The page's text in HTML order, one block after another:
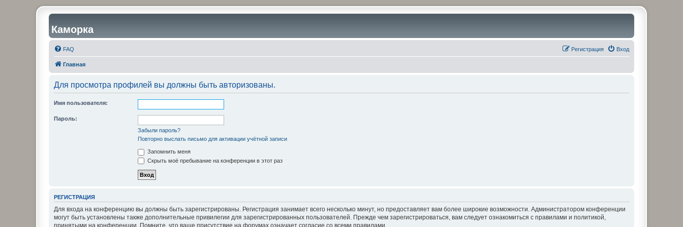
Каморка
FAQ Вход
Регистрация
Главная
Для просмотра профилей вы должны быть авторизованы.
Имя пользователя:
Пароль:
Забыли пароль?
Повторно выслать письмо для активации учётной записи
Запомнить меня
Скрыть моё пребывание на конференции в этот раз
РЕГИСТРАЦИЯ
Для входа на конференцию вы должны быть зарегистрированы. Регистрация занимает всего несколько минут, но предоставляет вам более широкие возможности. Администратором конференции
могут быть установлены также дополнительные привилегии для зарегистрированных пользователей. Прежде чем зарегистрироваться, вам следует ознакомиться с правилами и политикой,
принятыми на конференции. Помните, что ваше присутствие на форумах означает согласие со всеми правилами.